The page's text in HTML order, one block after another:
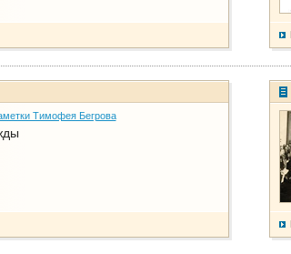
Тимофея Бегрова